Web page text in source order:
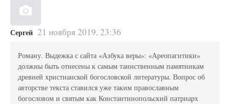
Сергей 21 ноября 2019, 23:36
Роману. Выдежка с сайта «Азбука веры»: «Ареопагитики»
должны быть отнесены к самым таинственным памятникам
древней христианской богословской литературы. Вопрос об
авторстве текста ставился уже таким православным
богословом и святым как Константинопольский патриарх